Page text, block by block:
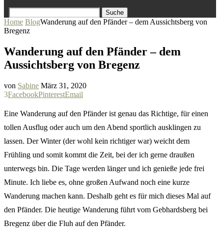
Suche
Home BlogWanderung auf den Pfänder – dem Aussichtsberg von
Bregenz
Wanderung auf den Pfänder – dem
Aussichtsberg von Bregenz
von Sabine März 31, 2020
3FacebookPinterestEmail
Eine Wanderung auf den Pfänder ist genau das Richtige, für einen
tollen Ausflug oder auch um den Abend sportlich ausklingen zu
lassen. Der Winter (der wohl kein richtiger war) weicht dem
Frühling und somit kommt die Zeit, bei der ich gerne draußen
unterwegs bin. Die Tage werden länger und ich genieße jede frei
Minute. Ich liebe es, ohne großen Aufwand noch eine kurze
Wanderung machen kann. Deshalb geht es für mich dieses Mal auf
den Pfänder. Die heutige Wanderung führt vom Gebhardsberg bei
Bregenz über die Fluh auf den Pfänder.